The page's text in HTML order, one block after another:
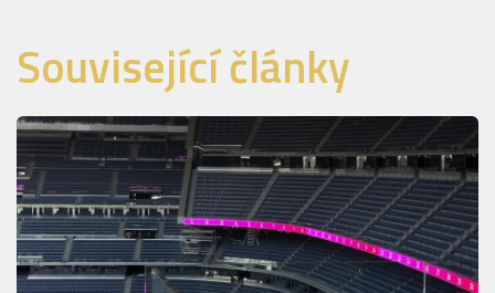
Související články